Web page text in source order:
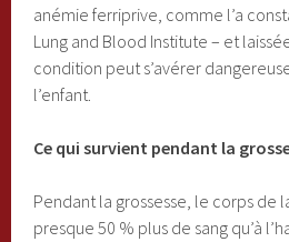
anémie ferriprive, comme l’a
Lung and Blood Institute – et
condition peut s’avérer
l’enfant.
Ce qui survient pendant la
Pendant la grossesse, le corps de
presque 50 % plus de sang qu’à